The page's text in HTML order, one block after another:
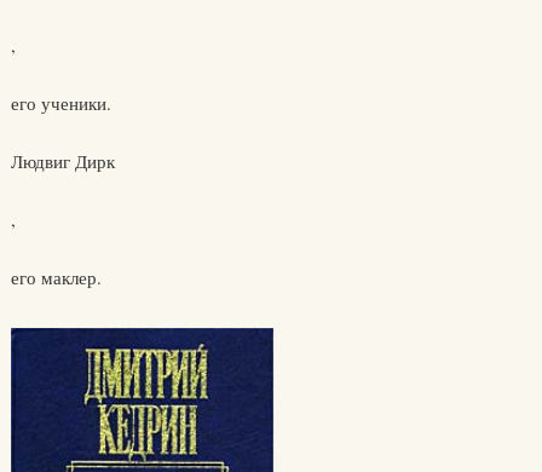
,
его ученики.
Людвиг Дирк
,
его маклер.